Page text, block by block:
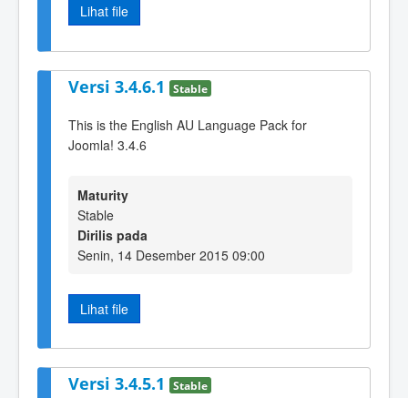
Lihat file
Versi 3.4.6.1 Stable
This is the English AU Language Pack for
Joomla! 3.4.6
Maturity
Stable
Dirilis pada
Senin, 14 Desember 2015 09:00
Lihat file
Versi 3.4.5.1 Stable